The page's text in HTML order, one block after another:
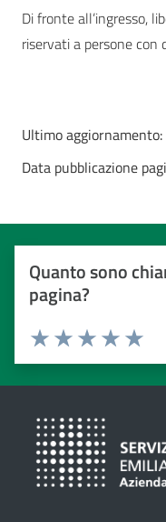
Di fronte all’ingresso,
riservati a persone con
Ultimo aggiornamento:
Data pubblicazione
Quanto sono
pagina?
Valuta da 1 a 5 stelle
Valuta 4
Valuta 3
Valuta 2 stelle su
Valuta 1 stelle su 5